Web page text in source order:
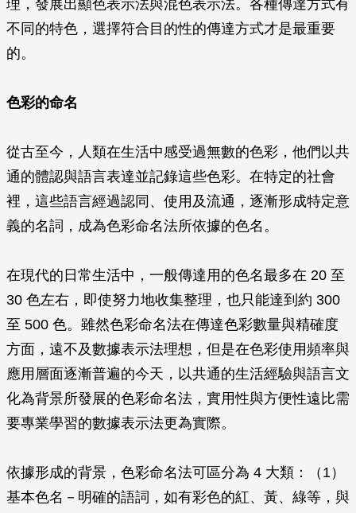
理，發展出顯色表示法與混色表示法。各種傳達方式有
不同的特色，選擇符合目的性的傳達方式才是最重要
的。
色彩的命名
從古至今，人類在生活中感受過無數的色彩，他們以共
通的體認與語言表達並記錄這些色彩。在特定的社會
裡，這些語言經過認同、使用及流通，逐漸形成特定意
義的名詞，成為色彩命名法所依據的色名。
在現代的日常生活中，一般傳達用的色名最多在 20 至
30 色左右，即使努力地收集整理，也只能達到約 300
至 500 色。雖然色彩命名法在傳達色彩數量與精確度
方面，遠不及數據表示法理想，但是在色彩使用頻率與
應用層面逐漸普遍的今天，以共通的生活經驗與語言文
化為背景所發展的色彩命名法，實用性與方便性遠比需
要專業學習的數據表示法更為實際。
依據形成的背景，色彩命名法可區分為 4 大類：（1）
基本色名－明確的語詞，如有彩色的紅、黃、綠等，與